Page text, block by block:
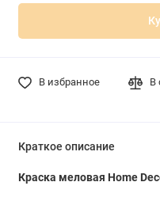
В избранное В
Краткое описание
Краска меловая Home